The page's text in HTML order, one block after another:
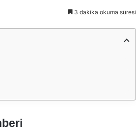
3 dakika okuma süresi